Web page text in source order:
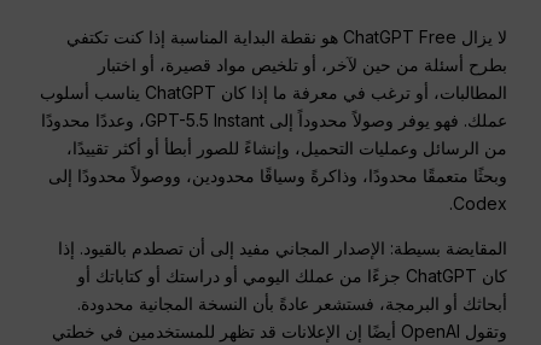
لا يزال ChatGPT Free هو نقطة البداية المناسبة إذا كنت تكتفي
بطرح أسئلة من حين لآخر، أو تلخيص مواد قصيرة، أو اختبار
المطالبات، أو ترغب في معرفة ما إذا كان ChatGPT يناسب أسلوب
عملك. فهو يوفر وصولاً محدوداً إلى GPT-5.5 Instant، وعددًا محدودًا
من الرسائل وعمليات التحميل، وإنشاءً للصور أبطأ أو أكثر تقييدًا،
وبحثًا متعمقًا محدودًا، وذاكرةً وسياقًا محدودين، ووصولاً محدودًا إلى
Codex.
المقايضة بسيطة: الإصدار المجاني مفيد إلى أن تصطدم بالقيود. إذا
كان ChatGPT جزءًا من عملك اليومي أو دراستك أو كتاباتك أو
أبحاثك أو البرمجة، فستشعر عادةً بأن النسخة المجانية محدودة.
وتقول OpenAI أيضًا إن الإعلانات قد تظهر للمستخدمين في خطتي